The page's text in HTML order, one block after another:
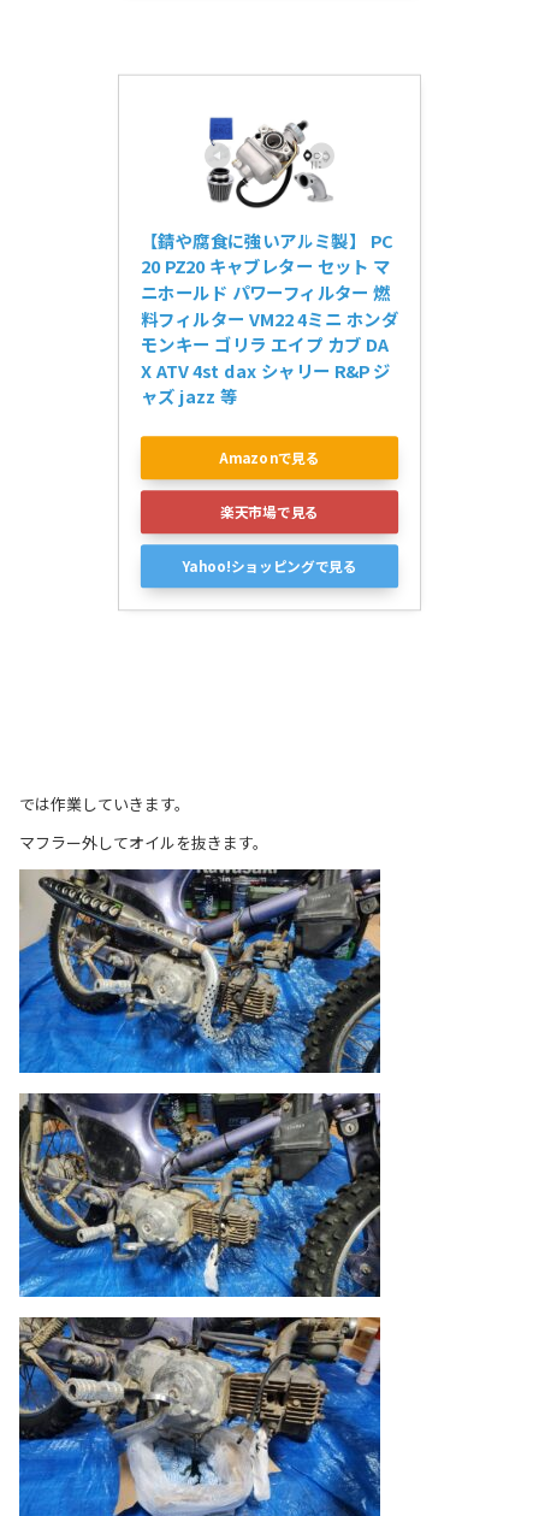
【錆や腐食に強いアルミ製】 PC
20 PZ20 キャブレター セット マ
ニホールド パワーフィルター 燃
料フィルター VM22 4ミニ ホンダ
モンキー ゴリラ エイプ カブ DA
X ATV 4st dax シャリー R&P ジ
ャズ jazz 等
Amazonで見る
楽天市場で見る
Yahoo!ショッピングで見る
では作業していきます。
マフラー外してオイルを抜きます。